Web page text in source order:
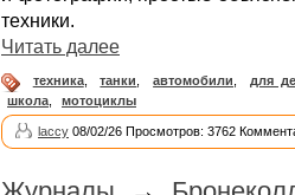
техники.
Читать далее
техника, танки, автомобили,
для
школа
мотоциклы
laccy 08/02/26 Просмотров: 3762